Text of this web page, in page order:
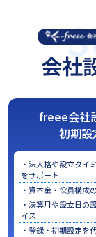
会社
freee会社
初期設
・法人格や設立タイ
をサポート
・資本金・役員構成
・決算月や設立日の
イス
・登録・初期設定を